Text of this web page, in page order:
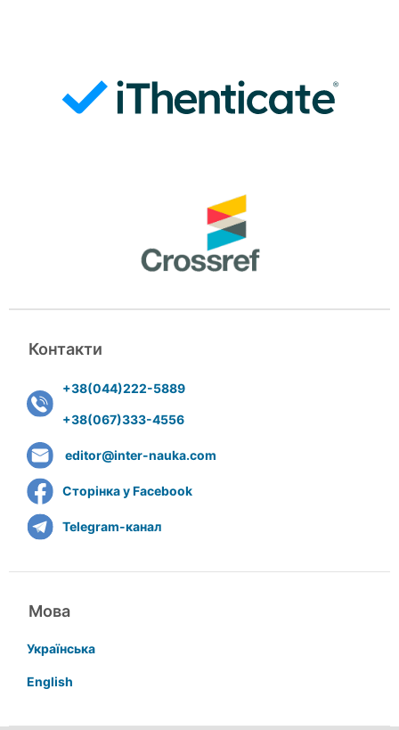
Контакти
+38(044)222-5889
+38(067)333-4556
editor@inter-nauka.com
Сторінка у Facebook
Telegram-канал
Мова
Українська
English